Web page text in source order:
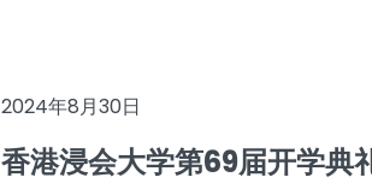
2024年8月30日
香港浸会大学第69届开学典